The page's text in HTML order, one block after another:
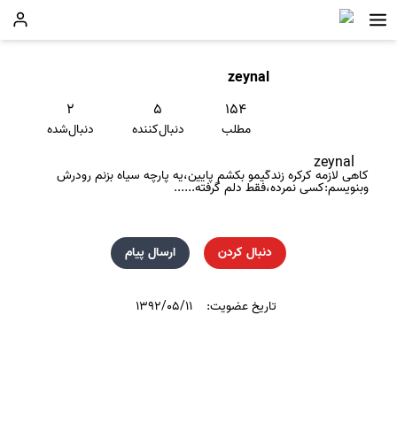
zeynal
۱۵۴
مطلب
۵
دنبال‌کننده
۲
دنبال‌شده
zeynal
کاهی لازمه کرکره زندگیمو بکشم پایین،یه پارچه سیاه بزنم رودرش
وبنویسم:کسی نمرده،فقط دلم گرفته......
دنبال کردن ارسال پیام
تاریخ عضویت: ۱۳۹۲/۰۵/۱۱